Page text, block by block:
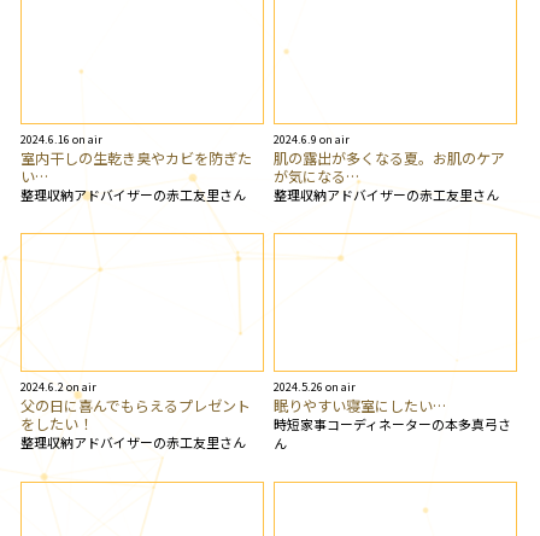
2024.6.16 on air
室内干しの生乾き臭やカビを防ぎた
い…
整理収納アドバイザーの赤工友里さん
2024.6.9 on air
肌の露出が多くなる夏。お肌のケア
が気になる…
整理収納アドバイザーの赤工友里さん
2024.6.2 on air
父の日に喜んでもらえるプレゼント
をしたい！
整理収納アドバイザーの赤工友里さん
2024.5.26 on air
眠りやすい寝室にしたい…
時短家事コーディネーターの本多真弓さ
ん